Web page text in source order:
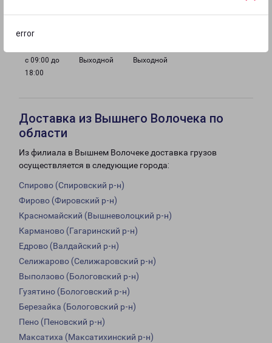
error
с 09:00 до
18:00
Выходной Выходной
Доставка из Вышнего Волочека по
области
Из филиала в Вышнем Волочеке доставка грузов
осуществляется в следующие города:
Спирово (Спировский р-н)
Фирово (Фировский р-н)
Красномайский (Вышневолоцкий р-н)
Карманово (Гагаринский р-н)
Едрово (Валдайский р-н)
Селижарово (Селижаровский р-н)
Выползово (Бологовский р-н)
Гузятино (Бологовский р-н)
Березайка (Бологовский р-н)
Пено (Пеновский р-н)
Максатиха (Максатихинский р-н)